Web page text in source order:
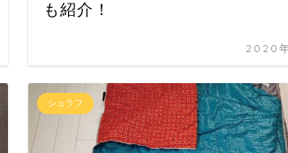
も紹介！
2020
シュラフ